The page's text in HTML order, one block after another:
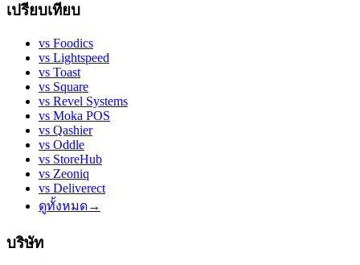
เปรียบเทียบ
vs Foodics
vs Lightspeed
vs Toast
vs Square
vs Revel Systems
vs Moka POS
vs Qashier
vs Oddle
vs StoreHub
vs Zeoniq
vs Deliverect
ดูทั้งหมด→
บริษัท